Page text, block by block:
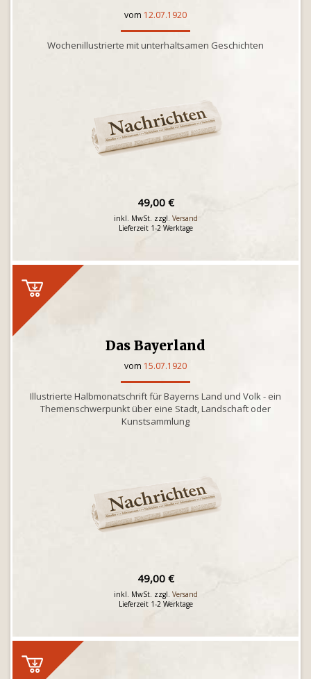
vom 12.07.1920
Wochenillustrierte mit unterhaltsamen Geschichten
49,00 €
inkl. MwSt. zzgl. Versand
Lieferzeit 1-2 Werktage
Das Bayerland
vom 15.07.1920
Illustrierte Halbmonatschrift für Bayerns Land und Volk - ein
Themenschwerpunkt über eine Stadt, Landschaft oder
Kunstsammlung
49,00 €
inkl. MwSt. zzgl. Versand
Lieferzeit 1-2 Werktage